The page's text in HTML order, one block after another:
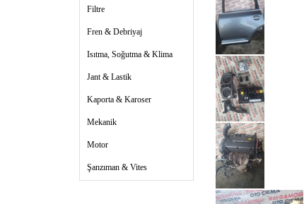
Filtre
Fren & Debriyaj
Isıtma, Soğutma & Klima
Jant & Lastik
Kaporta & Karoser
Mekanik
Motor
Şanzıman & Vites